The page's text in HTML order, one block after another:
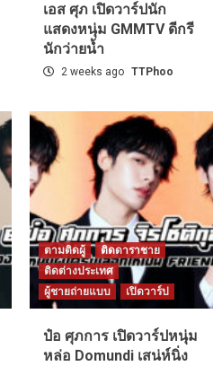
เอส ศุภ เปิดวาร์ปนัก
แสดงหนุ่ม GMMTV ดีกรี
นักว่ายน้ำ
2 weeks ago TTPhoo
ตามติดผู้
ติดดาราชาย
ติดต่างประเทศ
ผู้ชายถ่ายแบบ
เปิดวาร์ป
ป๋อ ศุภการ เปิดวาร์ปหนุ่ม
หล่อ Domundi เสน่ห์นิ่ง